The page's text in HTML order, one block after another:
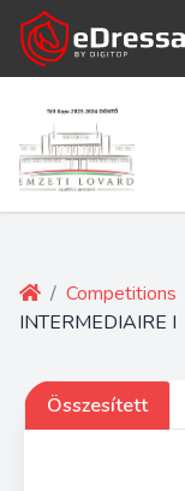
/ Competitions
INTERMEDIAIRE I
Összesített